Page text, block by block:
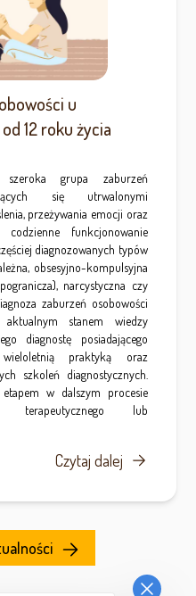
u
12 roku życia
grupa zaburzeń
się utrwalonymi
przeżywania emocji oraz
funkcjonowanie
diagnozowanych typów
obsesyjno-kompulsyjna
narcystyczna czy
zaburzeń osobowości
stanem wiedzy
diagnostę posiadającego
praktyką oraz
szkoleń diagnostycznych.
w dalszym procesie
terapeutycznego lub
Czytaj dalej